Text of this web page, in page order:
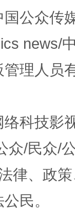
公众传
news/
理人员
科技影
众/民众/
律、政
民。